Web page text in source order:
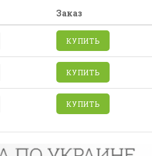
Заказ
КУПИТЬ
КУПИТЬ
КУПИТЬ